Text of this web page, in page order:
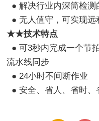
● 解决行业内深筒检测
● 无人值守，可实现远
★★技术特点
● 可3秒内完成一个节
流水线同步
● 24小时不间断作业
● 安全、省人、省时、